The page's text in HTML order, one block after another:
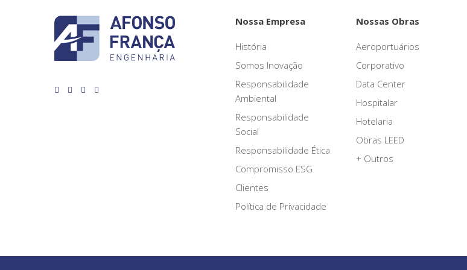
Nossa Empresa
História
Somos Inovação
Responsabilidade
Ambiental
Responsabilidade
Social
Responsabilidade Ética
Compromisso ESG
Clientes
Política de Privacidade
Nossas Obras
Aeroportuários
Corporativo
Data Center
Hospitalar
Hotelaria
Obras LEED
+ Outros